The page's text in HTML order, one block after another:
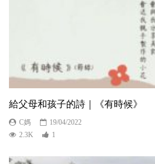
給父母和孩子的詩｜《有時候》
C媽
19/04/2022
2.3K
1